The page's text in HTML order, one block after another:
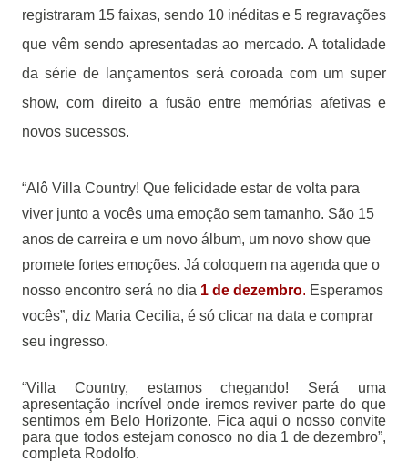
registraram 15 faixas, sendo 10 inéditas e 5 regravações
que vêm sendo apresentadas ao mercado. A totalidade
da série de lançamentos será coroada com um super
show, com direito a fusão entre memórias afetivas e
novos sucessos.
“Alô Villa Country! Que felicidade estar de volta para
viver junto a vocês uma emoção sem tamanho. São 15
anos de carreira e um novo álbum, um novo show que
promete fortes emoções. Já coloquem na agenda que o
nosso encontro será no dia 1 de dezembro. Esperamos
vocês”, diz Maria Cecilia, é só clicar na data e comprar
seu ingresso.
“Villa Country, estamos chegando! Será uma
apresentação incrível onde iremos reviver parte do que
sentimos em Belo Horizonte. Fica aqui o nosso convite
para que todos estejam conosco no dia 1 de dezembro”,
completa Rodolfo.